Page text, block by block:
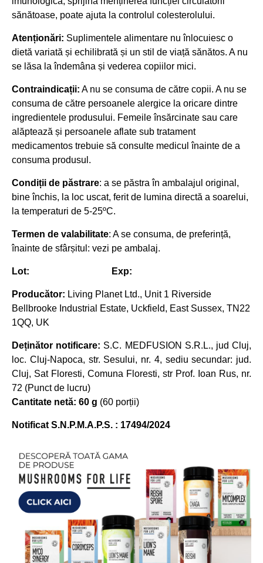
sănătoase, poate ajuta la controlul colesterolului.
Atenționări: Suplimentele alimentare nu înlocuiesc o
dietă variată și echilibrată și un stil de viață sănătos. A nu
se lăsa la îndemâna și vederea copiilor mici.
Contraindicații: A nu se consuma de către copii. A nu se
consuma de către persoanele alergice la oricare dintre
ingredientele produsului. Femeile însărcinate sau care
alăptează și persoanele aflate sub tratament
medicamentos trebuie să consulte medicul înainte de a
consuma produsul.
Condiții de păstrare: a se păstra în ambalajul original,
bine închis, la loc uscat, ferit de lumina directă a soarelui,
la temperaturi de 5-25ºC.
Termen de valabilitate: A se consuma, de preferință,
înainte de sfârșitul: vezi pe ambalaj.
Lot: Exp:
Producător: Living Planet Ltd., Unit 1 Riverside
Bellbrooke Industrial Estate, Uckfield, East Sussex, TN22
1QQ, UK
Deținător notificare: S.C. MEDFUSION S.R.L., jud Cluj,
loc. Cluj-Napoca, str. Sesului, nr. 4, sediu secundar: jud.
Cluj, Sat Floresti, Comuna Floresti, str Prof. Ioan Rus, nr.
72 (Punct de lucru)
Cantitate netă: 60 g (60 porții)
Notificat S.N.P.M.A.P.S. : 17494/2024